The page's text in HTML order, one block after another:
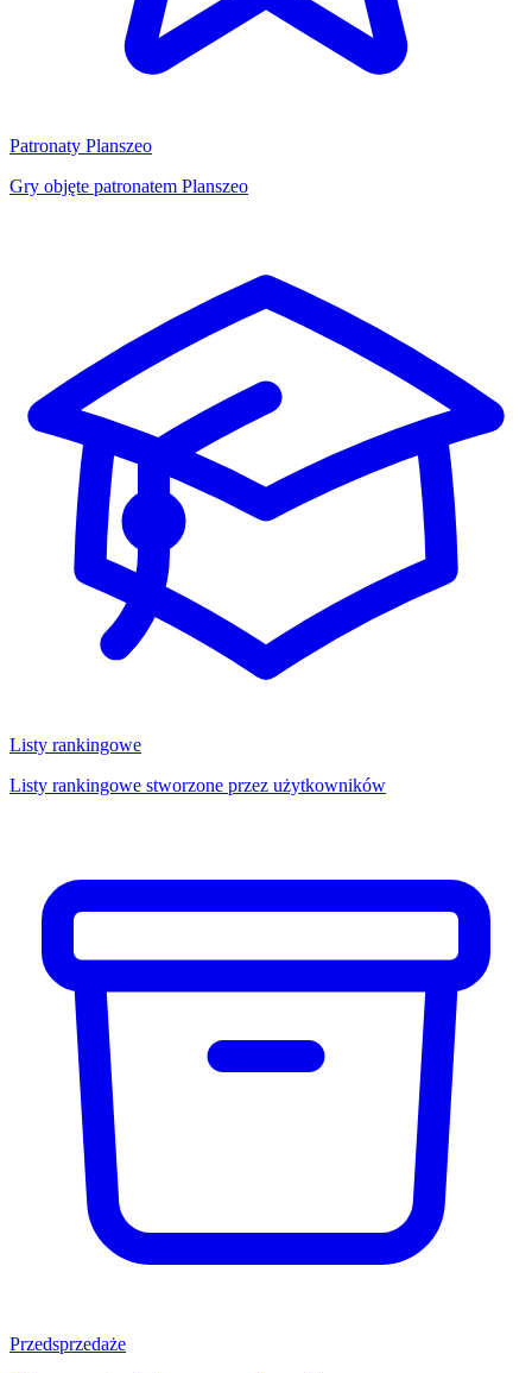
Patronaty Planszeo
Gry objęte patronatem Planszeo
Listy rankingowe
Listy rankingowe stworzone przez użytkowników
Przedsprzedaże